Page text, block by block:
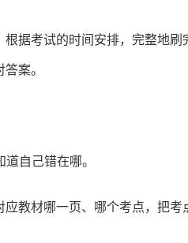
据考试的时间安排，完整地
案。
自己错在哪。
教材哪一页、哪个考点，把考